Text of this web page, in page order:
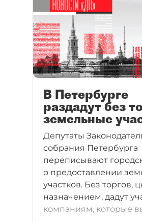
проведения конкурса.
В Петербурге
раздадут без
земельные
Депутаты
собрания Петербурга
переписывают
о предоставлении
участков. Без торгов,
назначением, дадут
компаниям, которые